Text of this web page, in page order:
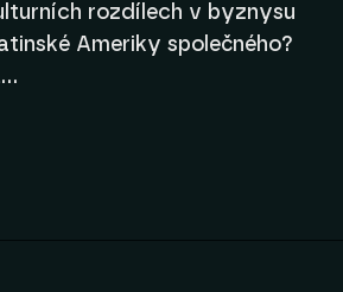
rozdílech v byznysu
Ameriky společného?